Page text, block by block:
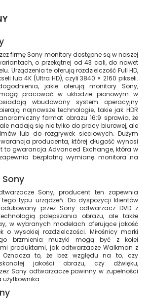
firmę Sony monitory dostępne są w naszej
o przekątnej od 43 cali, do nawet
Urządzenia te oferują rozdzielczość Full HD,
lub 4K (Ultra HD), czyli 3840 × 2160 pikseli.
jakie oferują monitory Sony,
pracować w układzie pionowym w
wbudowany system operacyjny
najnowsze technologie, takie jak HDR
format obrazu 16:9 sprawia, że
nadają się nie tylko do pracy biurowej, ale
lub do rozgrywek sieciowych. Dużym
producenta, której długość wynosi
to gwarancja Advanced Exchange, która w
bezpłatną wymianę monitora na
Sony, producent ten zapewnia
typu urządzeń. Do dyspozycji klientów
przez Sony odtwarzacz DVD z
polepszania obrazu, ale także
w wybranych modelach oferujące jakość
o wysokiej rozdzielczości. Miłośnicy marki
brzmienia muzyki mogą być z kolei
produktami, jak odtwarzacze Walkman z
Oznacza to, że bez względu na to, czy
jakości obrazu, czy dźwięku,
Sony odtwarzacze powinny w zupełności
użytkownika.